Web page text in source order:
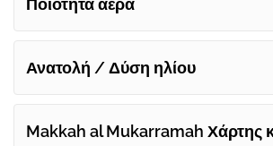
Ανατολή / Δύση ηλίου
Makkah al Mukarramah Χάρτης